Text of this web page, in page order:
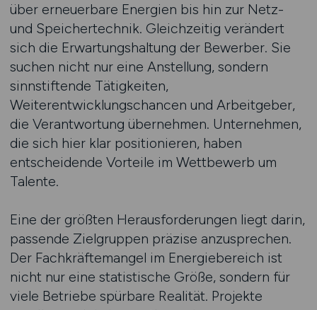
über erneuerbare Energien bis hin zur Netz-
und Speichertechnik. Gleichzeitig verändert
sich die Erwartungshaltung der Bewerber. Sie
suchen nicht nur eine Anstellung, sondern
sinnstiftende Tätigkeiten,
Weiterentwicklungschancen und Arbeitgeber,
die Verantwortung übernehmen. Unternehmen,
die sich hier klar positionieren, haben
entscheidende Vorteile im Wettbewerb um
Talente.
Eine der größten Herausforderungen liegt darin,
passende Zielgruppen präzise anzusprechen.
Der Fachkräftemangel im Energiebereich ist
nicht nur eine statistische Größe, sondern für
viele Betriebe spürbare Realität. Projekte